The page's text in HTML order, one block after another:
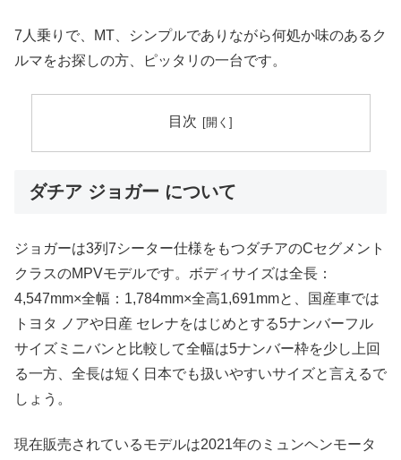
7人乗りで、MT、シンプルでありながら何処か味のあるク
ルマをお探しの方、ピッタリの一台です。
目次
ダチア ジョガー について
ジョガーは3列7シーター仕様をもつダチアのCセグメント
クラスのMPVモデルです。ボディサイズは全長：
4,547mm×全幅：1,784mm×全高1,691mmと、国産車では
トヨタ ノアや日産 セレナをはじめとする5ナンバーフル
サイズミニバンと比較して全幅は5ナンバー枠を少し上回
る一方、全長は短く日本でも扱いやすいサイズと言えるで
しょう。
現在販売されているモデルは2021年のミュンヘンモータ